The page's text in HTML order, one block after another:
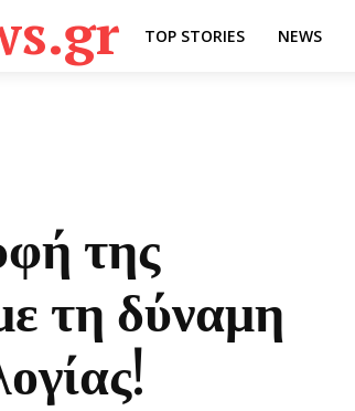
TOP STORIES NEWS
της
τη δύναμη